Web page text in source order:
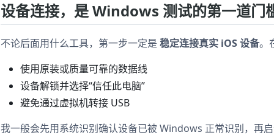
设备连接，是 Windows 测试的第一道门
不论后面用什么工具，第一步一定是 稳定连接真实 iOS 设备。
使用原装或质量可靠的数据线
设备解锁并选择“信任此电脑”
避免通过虚拟机转接 USB
我一般会先用系统识别确认设备已被 Windows 正常识别，再启